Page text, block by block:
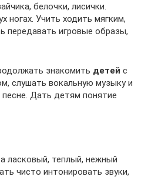
белочки, лисички.
ногах. Учить ходить мягким,
передавать игровые образы,
знакомить детей с
слушать вокальную музыку и
Дать детям понятие
ласковый, теплый, нежный
чисто интонировать звуки,